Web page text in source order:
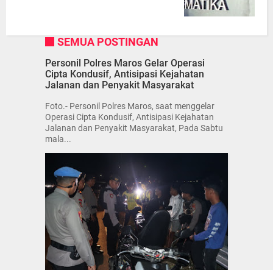
SEMUA POSTINGAN
Personil Polres Maros Gelar Operasi
Cipta Kondusif, Antisipasi Kejahatan
Jalanan dan Penyakit Masyarakat
Foto.- Personil Polres Maros, saat menggelar
Operasi Cipta Kondusif, Antisipasi Kejahatan
Jalanan dan Penyakit Masyarakat, Pada Sabtu
mala...